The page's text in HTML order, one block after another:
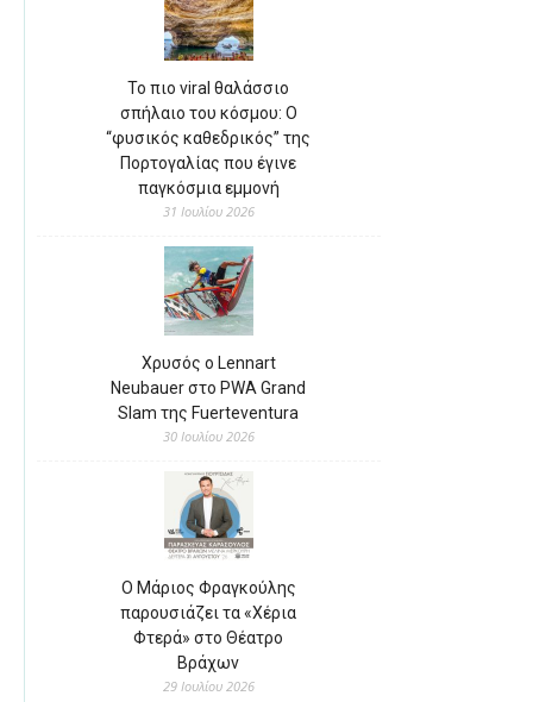
Το πιο viral θαλάσσιο
σπήλαιο του κόσμου: Ο
“φυσικός καθεδρικός” της
Πορτογαλίας που έγινε
παγκόσμια εμμονή
31 Ιουλίου 2026
Χρυσός ο Lennart
Neubauer στο PWA Grand
Slam της Fuerteventura
30 Ιουλίου 2026
Ο Μάριος Φραγκούλης
παρουσιάζει τα «Χέρια
Φτερά» στο Θέατρο
Βράχων
29 Ιουλίου 2026